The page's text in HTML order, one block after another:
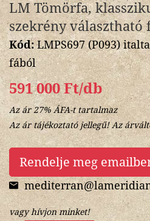
LM Tömörfa,
szekrény választható
Kód:LMPS697 (P093)
fából
591 000 Ft/db
Az ár 27% ÁFA-t tartalmaz
Az ár tájékoztató jellegű! Az
Rendelje meg
vagy hívjon minket!